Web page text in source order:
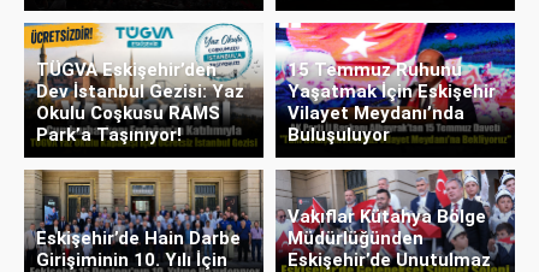
TÜGVA Eskişehir’den
Dev İstanbul Gezisi: Yaz
Okulu Coşkusu RAMS
Park’a Taşınıyor!
15 Temmuz Ruhunu
Yaşatmak İçin Eskişehir
Vilayet Meydanı’nda
Buluşuluyor
Eskişehir’de Hain Darbe
Girişiminin 10. Yılı İçin
Vakıflar Kütahya Bölge
Müdürlüğünden
Eskişehir’de Unutulmaz